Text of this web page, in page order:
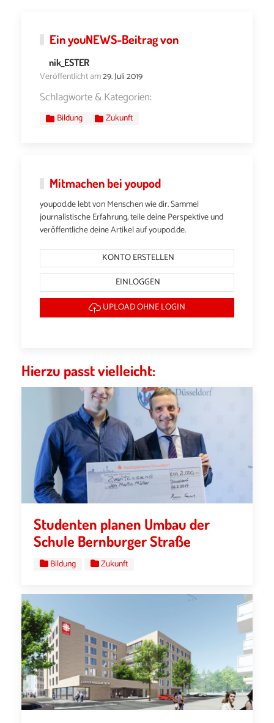
EinyouNEWS-Beitrag von
nik_ESTER
Veröffentlicht am29. Juli 2019
Schlagworte & Kategorien:
Bildung Zukunft
Mitmachen bei youpod
youpod.de lebt von Menschen wie dir. Sammel
journalistische Erfahrung, teile deine Perspektive und
veröffentliche deine Artikel auf youpod.de.
KONTO ERSTELLEN
EINLOGGEN
UPLOAD OHNE LOGIN
Hierzu passt vielleicht:
Studenten planen Umbau der
Schule Bernburger Straße
Bildung Zukunft